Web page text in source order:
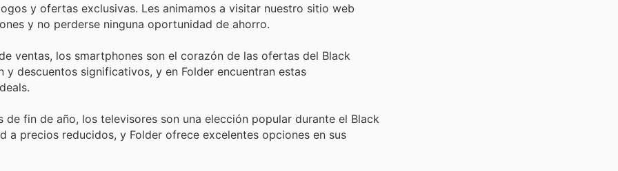
y ofertas exclusivas. Les animamos a visitar nuestro sitio web
y no perderse ninguna oportunidad de ahorro.
ventas, los smartphones son el corazón de las ofertas del Black
descuentos significativos, y en Folder encuentran estas
fin de año, los televisores son una elección popular durante el Black
a precios reducidos, y Folder ofrece excelentes opciones en sus